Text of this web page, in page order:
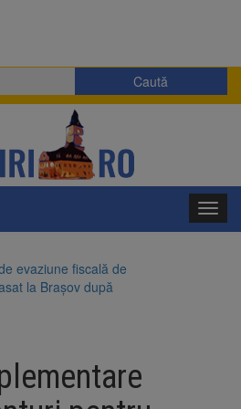
evaziune fiscală de
la Brașov după
Cata și Comprest.
neigienizate